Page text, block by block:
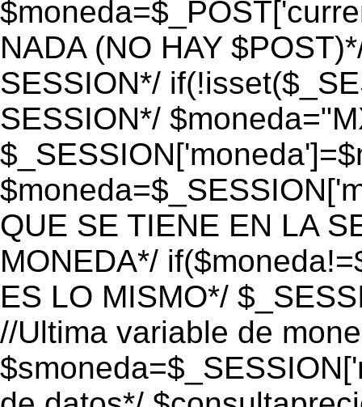
NADA (NO HAY
SESSION*/
SESSION*/
QUE SE TIENE EN LA
MONEDA*/
ES LO MISMO*/
//Ultima variable de